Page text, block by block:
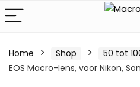
Home Shop 50 tot
EOS Macro-lens, voor Nikon,